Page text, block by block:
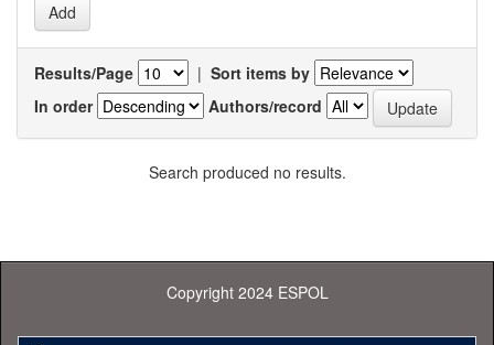
Results/Page | Sort items by
In order
Authors/record
Search produced no results.
Copyright 2024 ESPOL